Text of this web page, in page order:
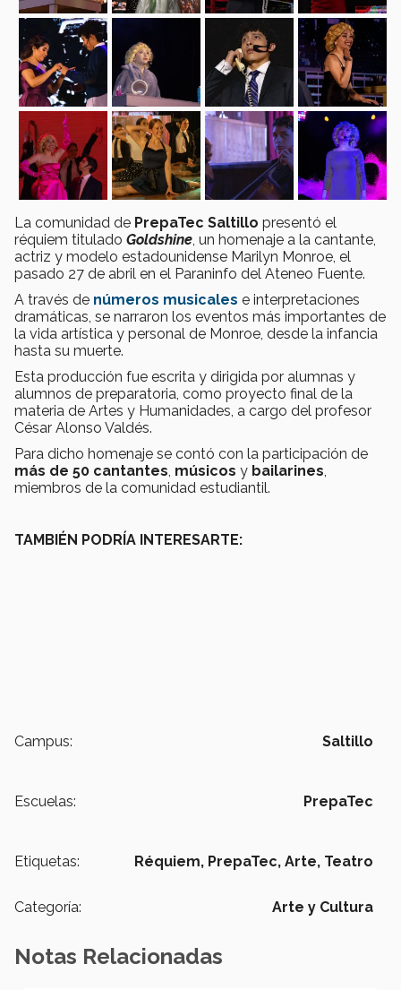
La comunidad de PrepaTec Saltillo presentó el
réquiem titulado Goldshine , un homenaje a la cantante,
actriz y modelo estadounidense Marilyn Monroe, el
pasado 27 de abril en el Paraninfo del Ateneo Fuente.
A través de números musicales e interpretaciones
dramáticas, se narraron los eventos más importantes de
la vida artística y personal de Monroe, desde la infancia
hasta su muerte.
Esta producción fue escrita y dirigida por alumnas y
alumnos de preparatoria, como proyecto final de la
materia de Artes y Humanidades, a cargo del profesor
César Alonso Valdés.
Para dicho homenaje se contó con la participación de
más de 50 cantantes músicos y bailarines
miembros de la comunidad estudiantil.
TAMBIÉN PODRÍA INTERESARTE:
Campus: Saltillo
Escuelas: PrepaTec
Etiquetas: Réquiem, PrepaTec, Arte, Teatro
Categoría: Arte y Cultura
Notas Relacionadas